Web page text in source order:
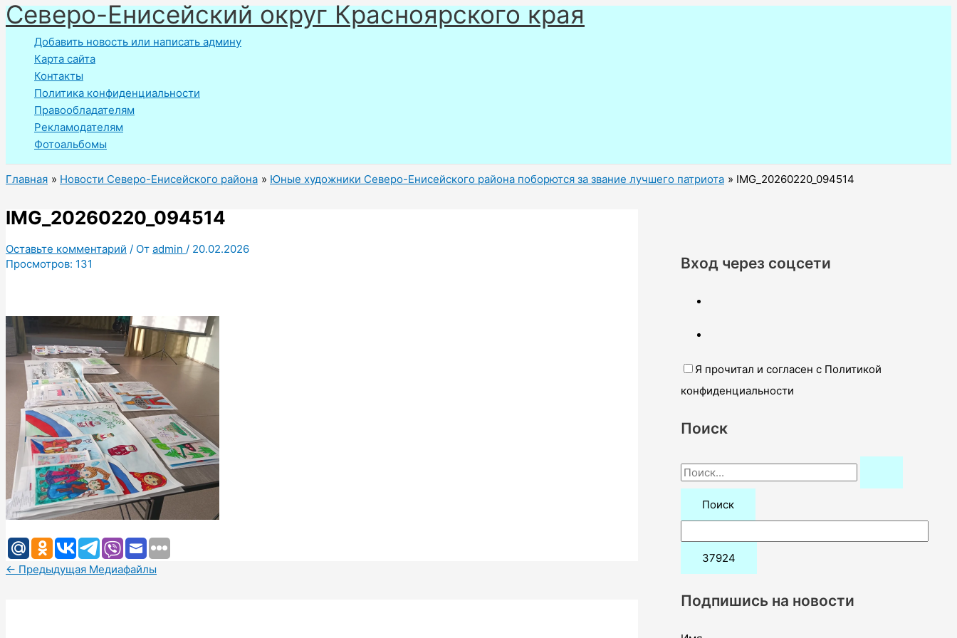
Перейти
к
содержимому
Северо-Енисейский округ Красноярского края
Добавить новость или написать админу
Карта сайта
Контакты
Политика конфиденциальности
Правообладателям
Рекламодателям
Фотоальбомы
Главная Новости Северо-Енисейского района Юные художники Северо-Енисейского района поборются за звание лучшего патриота IMG_20260220_094514
IMG_20260220_094514
Оставьте комментарий / От admin / 20.02.2026
Просмотров: 131
← Предыдущая Медиафайлы
Вход через соцсети
Я прочитал и согласен с Политикой
конфиденциальности
Поиск
П
о
:
Подпишись на новости